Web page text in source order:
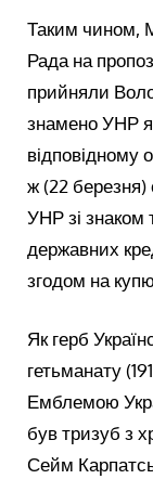
Таким чином,
Рада на
прийняли
знамено УНР
відповідному
ж (22 березня)
УНР зі знаком
державних
згодом на
Як герб
гетьманату
Емблемою
був тризуб з
Сейм